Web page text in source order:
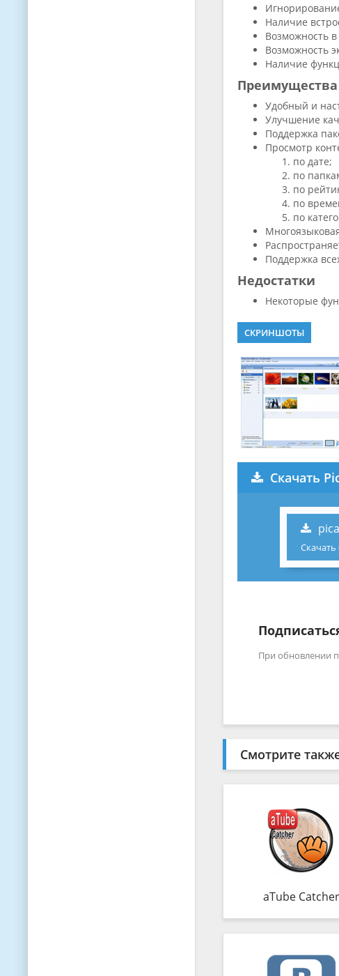
Наличие
Возможность
Возможность
Наличие
Преимущества
Удобный и
Улучшение
Поддержка
Просмотр
по дате;
по
по
по
по
Поддержка
Недостатки
Некоторые
СКРИНШОТЫ
Скачать
Скачать
При обновлении
Смотрите
aTube Catcher